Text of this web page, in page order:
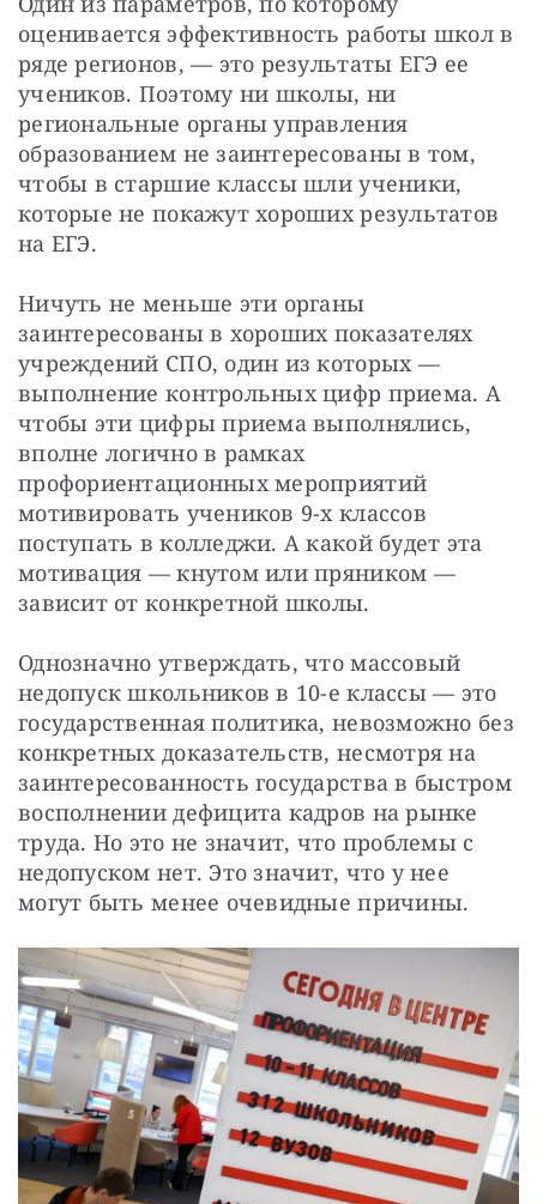
оценивается эффективность работы школ в
ряде регионов, — это результаты ЕГЭ ее
учеников. Поэтому ни школы, ни
региональные органы управления
образованием не заинтересованы в том,
чтобы в старшие классы шли ученики,
которые не покажут хороших результатов
на ЕГЭ.
Ничуть не меньше эти органы
заинтересованы в хороших показателях
учреждений СПО, один из которых —
выполнение контрольных цифр приема. А
чтобы эти цифры приема выполнялись,
вполне логично в рамках
профориентационных мероприятий
мотивировать учеников 9-х классов
поступать в колледжи. А какой будет эта
мотивация — кнутом или пряником —
зависит от конкретной школы.
Однозначно утверждать, что массовый
недопуск школьников в 10-е классы — это
государственная политика, невозможно без
конкретных доказательств, несмотря на
заинтересованность государства в быстром
восполнении дефицита кадров на рынке
труда. Но это не значит, что проблемы с
недопуском нет. Это значит, что у нее
могут быть менее очевидные причины.